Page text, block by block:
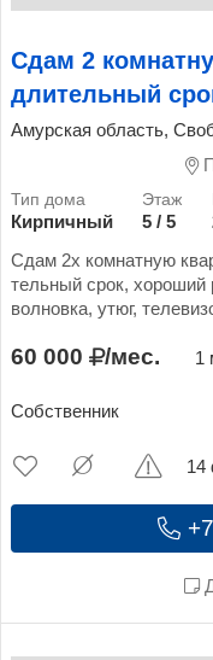
Сдам 2
длительный
Амурская область,
Кирпичный 5 / 5
Сдам 2х комнатную
тельный срок, хороший
волновка, утюг,
60 000 /мес. 1
Собственник
14